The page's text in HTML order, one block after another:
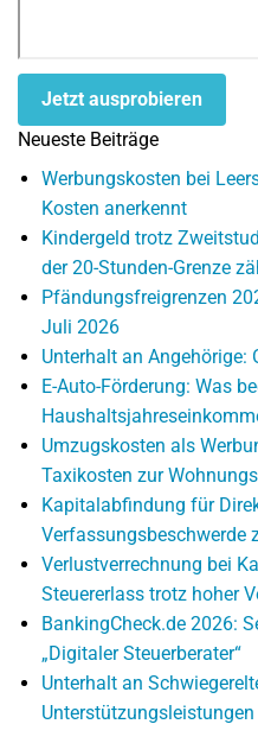
Jetzt ausprobieren
Neueste Beiträge
Werbungskosten bei
Kosten anerkennt
Kindergeld trotz
der 20-Stunden-Grenze
Pfändungsfreigrenzen
Juli 2026
Unterhalt an Angehörige:
E-Auto-Förderung: Was
Umzugskosten als
Taxikosten zur
Kapitalabfindung für
Verfassungsbeschwerde
Verlustverrechnung bei
Steuererlass trotz hoher
BankingCheck.de 2026:
„Digitaler Steuerberater“
Unterhalt an